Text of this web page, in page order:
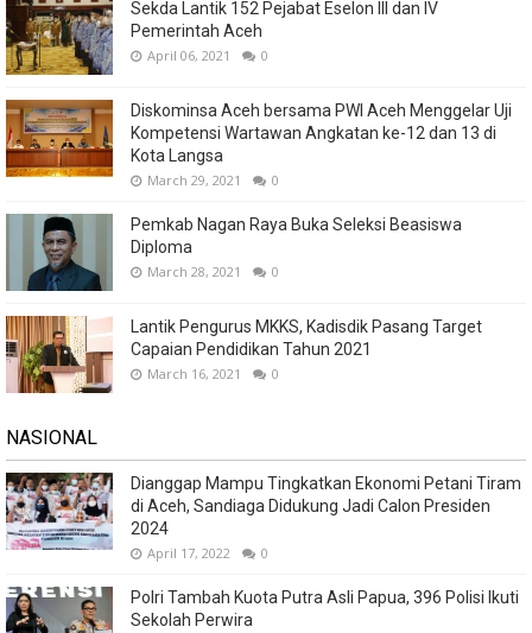
Sekda Lantik 152 Pejabat Eselon III dan IV
Pemerintah Aceh
April 06, 2021 0
Diskominsa Aceh bersama PWI Aceh Menggelar Uji
Kompetensi Wartawan Angkatan ke-12 dan 13 di
Kota Langsa
March 29, 2021 0
Pemkab Nagan Raya Buka Seleksi Beasiswa
Diploma
March 28, 2021 0
Lantik Pengurus MKKS, Kadisdik Pasang Target
Capaian Pendidikan Tahun 2021
March 16, 2021 0
NASIONAL
Dianggap Mampu Tingkatkan Ekonomi Petani Tiram
di Aceh, Sandiaga Didukung Jadi Calon Presiden
2024
April 17, 2022 0
Polri Tambah Kuota Putra Asli Papua, 396 Polisi Ikuti
Sekolah Perwira